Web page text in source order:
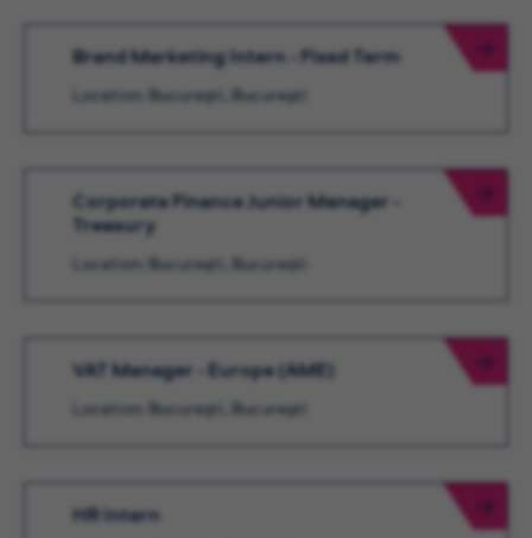
Brand Marketing Intern - Fixed Term
Location: București, București
Corporate Finance Junior Manager -
Treasury
Location: București, București
VAT Manager - Europe (AME)
Location: București, București
HR Intern